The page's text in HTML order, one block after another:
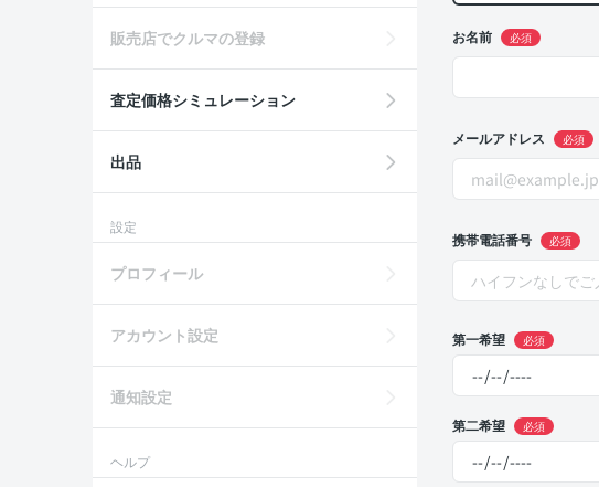
お名前 必須
メールアドレス 必須
携帯電話番号 必須
第一希望 必須
第二希望 必須
販売店でクルマの登録
査定価格シミュレーション
出品
設定
プロフィール
アカウント設定
通知設定
ヘルプ